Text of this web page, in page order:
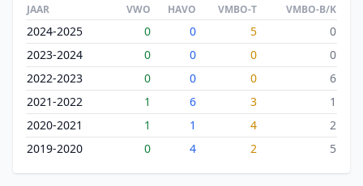
JAAR VWO HAVO VMBO-T VMBO-B/K
2024-2025 0 0 5
0
2023-2024
0 0 0
0
2022-2023
0 0 0
6
2021-2022
1 6 3
1
2020-2021
1 1 4
2
2019-2020
0 4 2 5